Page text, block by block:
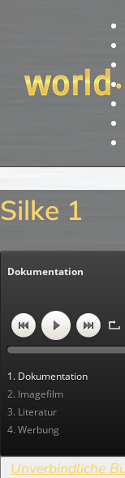
Silke 1
Dokumentation
1. Dokumentation
2. Imagefilm
3. Literatur
4. Werbung